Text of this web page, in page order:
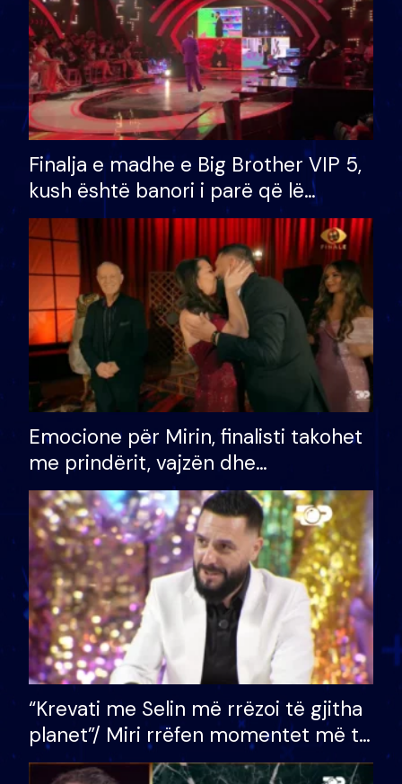
Finalja e madhe e Big Brother VIP 5,
kush është banori i parë që lë
shtëpinë dhe humb mundësinë për
të fituar çmimin e madh
Emocione për Mirin, finalisti takohet
me prindërit, vajzën dhe
bashkëshorten: S’kemi ndonjë letër
divorci apo jo?
“Krevati me Selin më rrëzoi të gjitha
planet”/ Miri rrëfen momentet më të
bukura në shtëpinë e BB VIP: Do më